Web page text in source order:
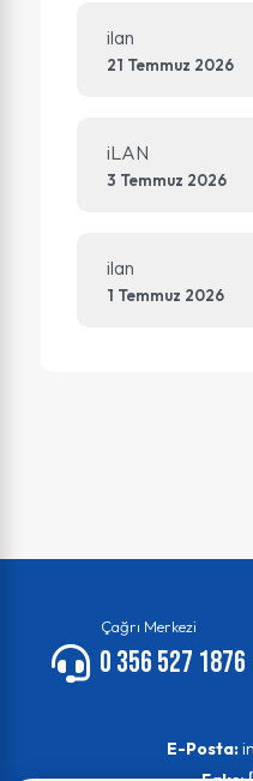
ilan
21 Temmuz 2026
iLAN
3 Temmuz 2026
ilan
1 Temmuz 2026
Çağrı Merkezi
0 356 527 1876
E-Posta: